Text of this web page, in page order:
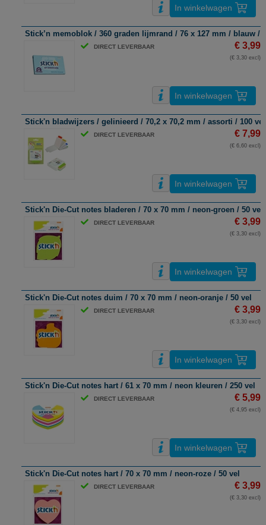
In winkelwagen
Stick’n memoblok / 360 graden lijmrand / 76 x 127 mm / blauw /
DIRECT LEVERBAAR € 3,99
(€ 3,30 excl)
In winkelwagen
Stick'n bladwijzers / gelinieerd / 70,2 x 70,2 mm / assorti / 100 vel
DIRECT LEVERBAAR € 7,99
(€ 6,60 excl)
In winkelwagen
Stick'n Die-Cut notes bladeren / 70 x 70 mm / neon-groen / 50 vel
DIRECT LEVERBAAR € 3,99
(€ 3,30 excl)
In winkelwagen
Stick'n Die-Cut notes duim / 70 x 70 mm / neon-oranje / 50 vel
DIRECT LEVERBAAR € 3,99
(€ 3,30 excl)
In winkelwagen
Stick'n Die-Cut notes hart / 61 x 70 mm / neon kleuren / 250 vel
DIRECT LEVERBAAR € 5,99
(€ 4,95 excl)
In winkelwagen
Stick'n Die-Cut notes hart / 70 x 70 mm / neon-roze / 50 vel
DIRECT LEVERBAAR € 3,99
(€ 3,30 excl)